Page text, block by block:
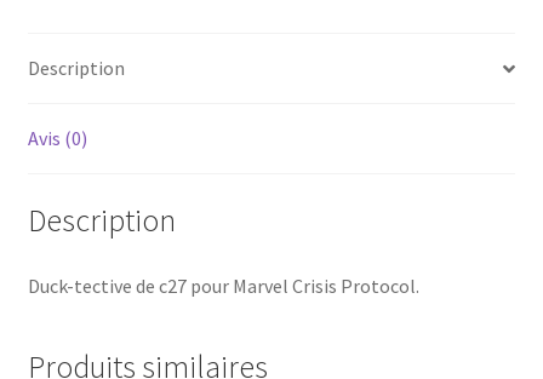
Description
Avis (0)
Description
Duck-tective de c27 pour Marvel Crisis Protocol.
Produits similaires